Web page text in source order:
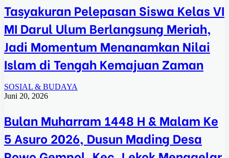
Tasyakuran Pelepasan Siswa Kelas VI
MI Darul Ulum Berlangsung Meriah,
Jadi Momentum Menanamkan Nilai
Islam di Tengah Kemajuan Zaman
SOSIAL & BUDAYA
Juni 20, 2026
Bulan Muharram 1448 H & Malam Ke
5 Asuro 2026, Dusun Mading Desa